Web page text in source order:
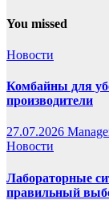
You missed
Новости
Комбайны для
производители
27.07.2026
Новости
Лабораторные
правильный